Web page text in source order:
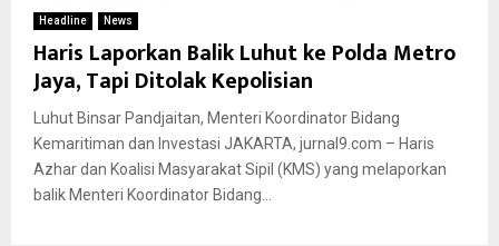
Headline News
Haris Laporkan Balik Luhut ke Polda Metro
Jaya, Tapi Ditolak Kepolisian
Luhut Binsar Pandjaitan, Menteri Koordinator Bidang
Kemaritiman dan Investasi JAKARTA, jurnal9.com – Haris
Azhar dan Koalisi Masyarakat Sipil (KMS) yang melaporkan
balik Menteri Koordinator Bidang...